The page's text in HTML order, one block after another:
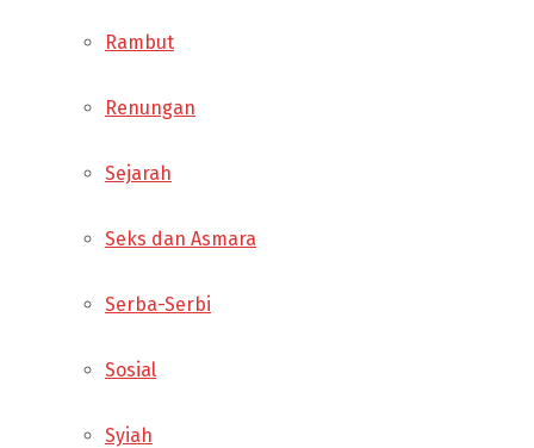
Rambut
Renungan
Sejarah
Seks dan Asmara
Serba-Serbi
Sosial
Syiah